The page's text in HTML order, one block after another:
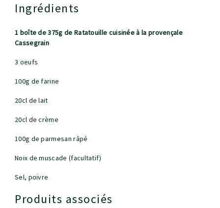
Ingrédients
1 boîte de 375g de Ratatouille cuisinée à la provençale
Cassegrain
3 oeufs
100g de farine
20cl de lait
20cl de crème
100g de parmesan râpé
Noix de muscade (facultatif)
Sel, poivre
Produits associés